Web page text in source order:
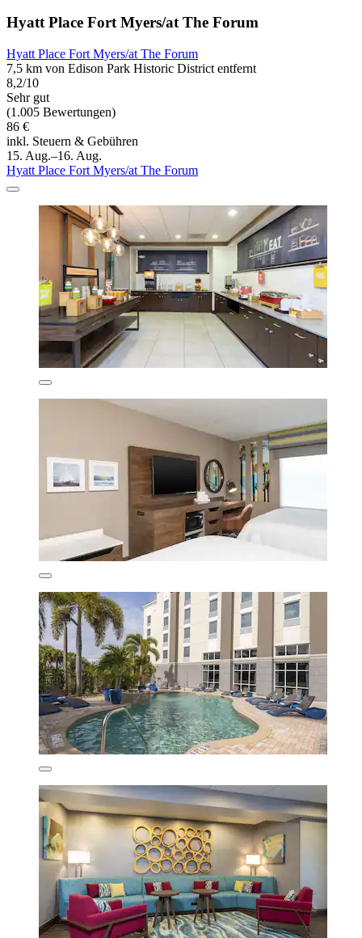
Hyatt Place Fort Myers/at The Forum
Hyatt Place Fort Myers/at The Forum
7,5 km von Edison Park Historic District entfernt
8,2/10
Sehr gut
(1.005 Bewertungen)
86 €
inkl. Steuern & Gebühren
15. Aug.–16. Aug.
Hyatt Place Fort Myers/at The Forum